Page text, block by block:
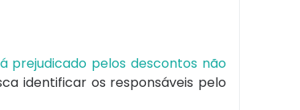
prejudicado pelos descontos não
identificar os responsáveis pelo